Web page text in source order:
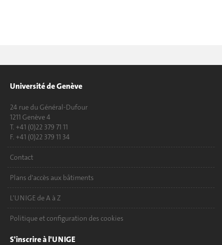
Université de Genève
24 rue du Général-Dufour
1211 Genève 4
T. +41 (0)22 379 71 11
F. +41 (0)22 379 11 34
Contact
Plans d'accès aux bâtiments
L'UNIGE de A à Z
Politique et configuration des cookies
S'inscrire à l'UNIGE